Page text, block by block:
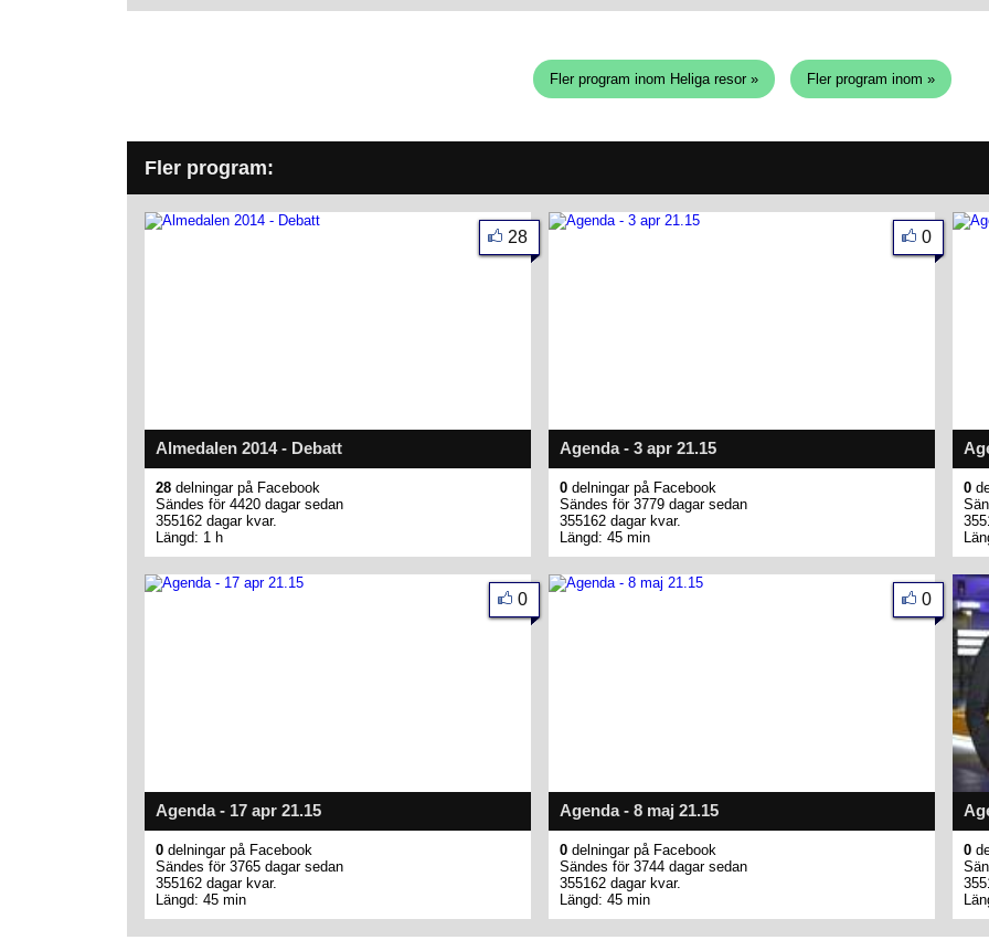
Fler program inom Heliga resor » Fler program inom »
Fler program:
Almedalen 2014 - Debatt
28
28 delningar på Facebook
Sändes för 4420 dagar sedan
355162 dagar kvar.
Längd: 1 h
Agenda - 3 apr 21.15
0
0 delningar på Facebook
Sändes för 3779 dagar sedan
355162 dagar kvar.
Längd: 45 min
0
Agenda - 17 apr 21.15
0
0 delningar på Facebook
Sändes för 3765 dagar sedan
355162 dagar kvar.
Längd: 45 min
Agenda - 8 maj 21.15
0
0 delningar på Facebook
Sändes för 3744 dagar sedan
355162 dagar kvar.
Längd: 45 min
0